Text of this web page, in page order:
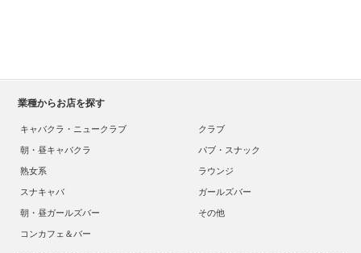
業種からお店を探す
キャバクラ・ニュークラブ
クラブ
朝・昼キャバクラ
パブ・スナック
熟女系
ラウンジ
スナキャバ
ガールズバー
朝・昼ガールズバー
その他
コンカフェ＆バー